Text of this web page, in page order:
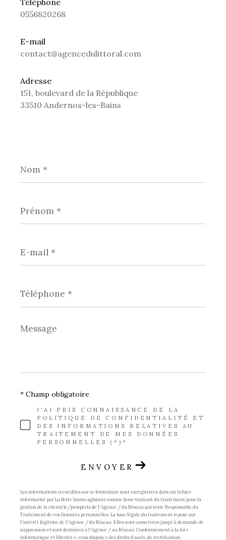
0556820268
E-mail
contact@agencedulittoral.com
Adresse
151, boulevard de la République
33510 Andernos-les-Bains
*
*
mail
*
*
Message
*
J'AI PRIS CONNAISSANCE DE LA
POLITIQUE DE CONFIDENTIALITÉ ET
DES INFORMATIONS RELATIVES AU
TRAITEMENT DE MES DONNÉES
PERSONNELLES (*)*
* Champ obligatoire
ENVOYER
Les informations recueillies sur ce formulaire sont enregistrées dans un fichier
informatisé par La Boite Immo agissant comme Sous-traitant du traitement pour la
gestion de la clientèle/prospects de l'Agence / du Réseau qui reste Responsable du
Traitement de vos Données personnelles. La base légale du traitement repose sur
l'intérêt légitime de l'Agence / du Réseau. Elles sont conservées jusqu'à demande de
suppression et sont destinées à l'Agence / au Réseau. Conformément à la loi «
informatique et libertés », vous disposez des droits d’accès, de rectification,